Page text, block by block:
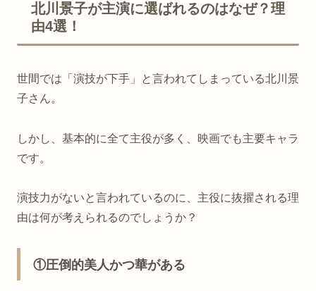
北川景子が主演に選ばれるのはなぜ？理
由4選！
世間では「演技が下手」と言われてしまっている北川景
子さん。
しかし、基本的に全て主役が多く、映画でも主要キャラ
です。
演技力がないと言われているのに、主役に抜擢される理
由は何が考えられるのでしょうか？
①圧倒的美人かつ華がある